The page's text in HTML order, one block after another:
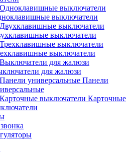
выключатели
выключатели
выключатели
для жалюзи
Панели
Карточные